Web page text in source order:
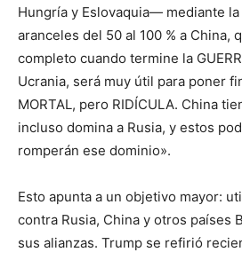
Hungría y Eslovaquia— mediante
aranceles del 50 al 100 % a China,
completo cuando termine la
Ucrania, será muy útil para poner
MORTAL, pero RIDÍCULA. China
incluso domina a Rusia, y estos
romperán ese dominio».
Esto apunta a un objetivo mayor:
contra Rusia, China y otros países
sus alianzas. Trump se refirió